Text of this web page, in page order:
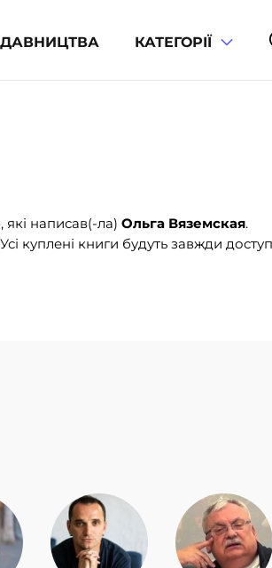
КАТЕГОРІЇ
У кошику
написав(-ла) Ольга Вяземская.
куплені книги будуть завжди